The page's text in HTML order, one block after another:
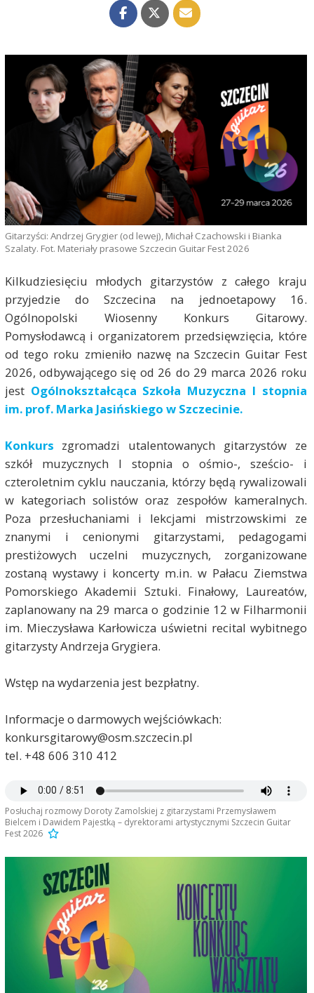
Gitarzyści: Andrzej Grygier (od lewej), Michał Czachowski i Bianka
Szalaty. Fot. Materiały prasowe Szczecin Guitar Fest 2026
Kilkudziesięciu młodych gitarzystów z całego kraju
przyjedzie do Szczecina na jednoetapowy 16.
Ogólnopolski Wiosenny Konkurs Gitarowy.
Pomysłodawcą i organizatorem przedsięwzięcia, które
od tego roku zmieniło nazwę na Szczecin Guitar Fest
2026, odbywającego się od 26 do 29 marca 2026 roku
jest Ogólnokształcąca Szkoła Muzyczna I stopnia
im. prof. Marka Jasińskiego w Szczecinie.
Konkurs zgromadzi utalentowanych gitarzystów ze
szkół muzycznych I stopnia o ośmio-, sześcio- i
czteroletnim cyklu nauczania, którzy będą rywalizowali
w kategoriach solistów oraz zespołów kameralnych.
Poza przesłuchaniami i lekcjami mistrzowskimi ze
znanymi i cenionymi gitarzystami, pedagogami
prestiżowych uczelni muzycznych, zorganizowane
zostaną wystawy i koncerty m.in. w Pałacu Ziemstwa
Pomorskiego Akademii Sztuki. Finałowy, Laureatów,
zaplanowany na 29 marca o godzinie 12 w Filharmonii
im. Mieczysława Karłowicza uświetni recital wybitnego
gitarzysty Andrzeja Grygiera.
Wstęp na wydarzenia jest bezpłatny.
Informacje o darmowych wejściówkach:
konkursgitarowy@osm.szczecin.pl
tel. +48 606 310 412
Posłuchaj rozmowy Doroty Zamolskiej z gitarzystami Przemysławem
Bielcem i Dawidem Pajestką – dyrektorami artystycznymi Szczecin Guitar
Fest 2026